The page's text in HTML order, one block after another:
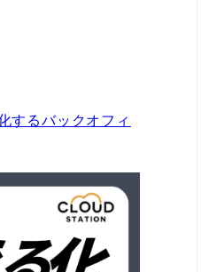
するバックオフィ